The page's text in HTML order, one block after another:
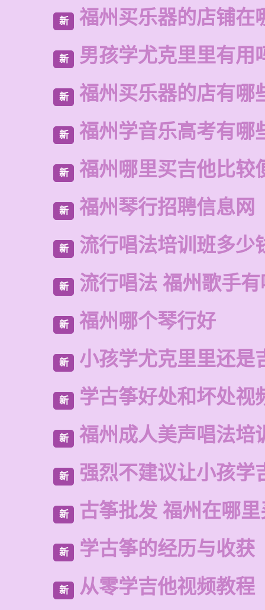
新 福州买乐器的店铺在
新 男孩学尤克里里有用
新 福州买乐器的店有哪
新 福州学音乐高考有哪
新 福州哪里买吉他比较
新 福州琴行招聘信息网
新 流行唱法培训班多少
新 流行唱法 福州歌手
新 福州哪个琴行好
新 小孩学尤克里里还是
新 学古筝好处和坏处视
新 福州成人美声唱法培
新 强烈不建议让小孩学
新 古筝批发 福州在哪
新 学古筝的经历与收获
新 从零学吉他视频教程